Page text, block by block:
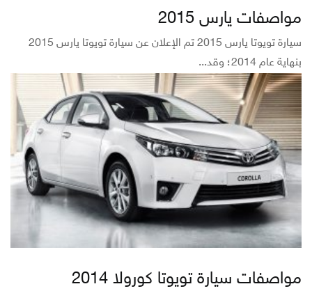
مواصفات يارس 2015
سيارة تويوتا يارس 2015 تم الإعلان عن سيارة تويوتا يارس 2015
بنهاية عام 2014؛ وقد...
مواصفات سيارة تويوتا كورولا 2014